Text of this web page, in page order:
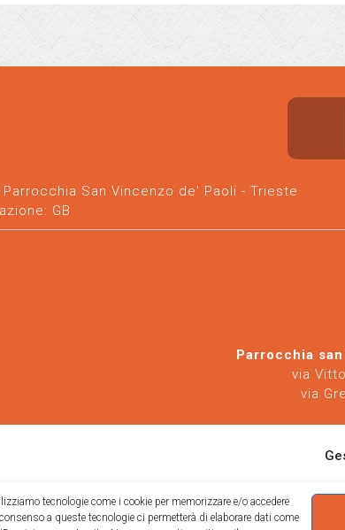
tecnologie come i cookie per memorizzare e/o accedere
a queste tecnologie ci permetterà di elaborare dati come
San Vincenzo de' Paoli - Trieste
GB
Parrocchia
via
via
https://